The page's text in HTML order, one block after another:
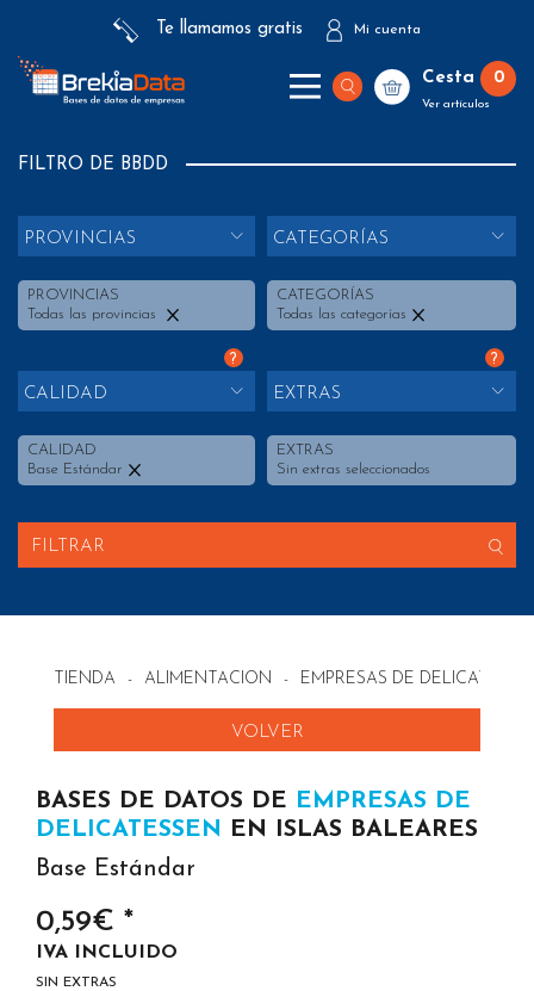
Te llamamos gratis Mi cuenta
Cesta 0
Ver artículos
FILTRO DE BBDD
PROVINCIAS
PROVINCIAS
Todas las provincias
CATEGORÍAS
CATEGORÍAS
Todas las categorías
?
CALIDAD
CALIDAD
Base Estándar
?
EXTRAS
EXTRAS
Sin extras seleccionados
FILTRAR
TIENDA - ALIMENTACION - EMPRESAS DE
VOLVER
BASES DE DATOS DE EMPRESAS DE
DELICATESSEN EN ISLAS BALEARES
Base Estándar
0,59€ *
IVA INCLUIDO
SIN EXTRAS